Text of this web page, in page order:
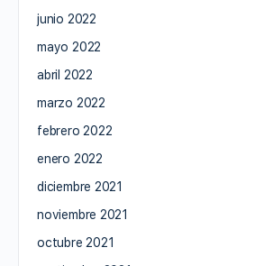
junio 2022
mayo 2022
abril 2022
marzo 2022
febrero 2022
enero 2022
diciembre 2021
noviembre 2021
octubre 2021